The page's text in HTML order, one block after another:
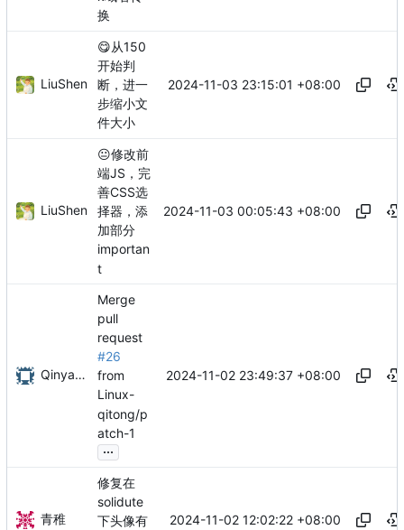
换
LiuShen
😋从150
开始判
断，进一
步缩小文
件大小
2024-11-03 23:15:01 +08:00
LiuShen
😐修改前
端JS，完
善CSS选
择器，添
加部分
importan
t
2024-11-03 00:05:43 +08:00
Qinyang Liu
Merge
pull
request
#26
from
Linux-
qitong/p
atch-1
...
2024-11-02 23:49:37 +08:00
青稚
修复在
solidute
下头像有
2024-11-02 12:02:22 +08:00